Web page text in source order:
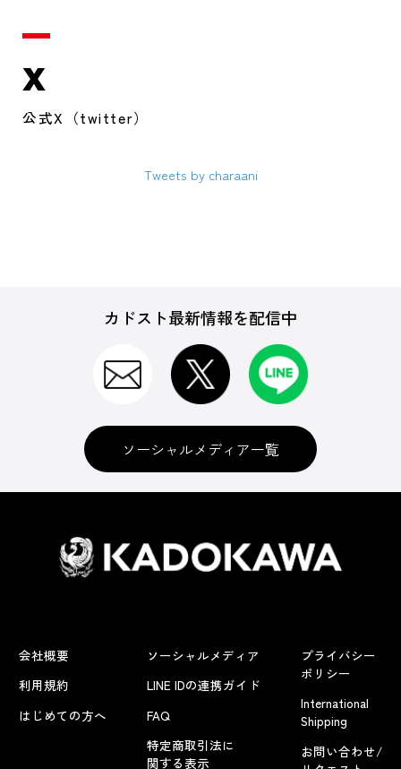
X
公式X（twitter）
Tweets by charaani
カドスト最新情報を配信中
ソーシャルメディア一覧
会社概要
利用規約
はじめての方へ
ソーシャルメディア
LINE IDの連携ガイド
FAQ
特定商取引法に
関する表示
プライバシー
ポリシー
International
Shipping
お問い合わせ/